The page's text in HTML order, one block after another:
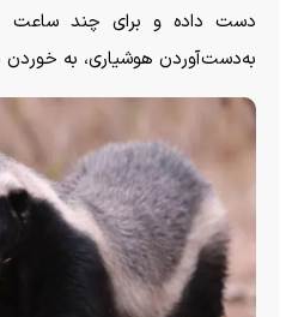
دست داده و برای چند
به‌دست‌آوردن هوشیاری، به